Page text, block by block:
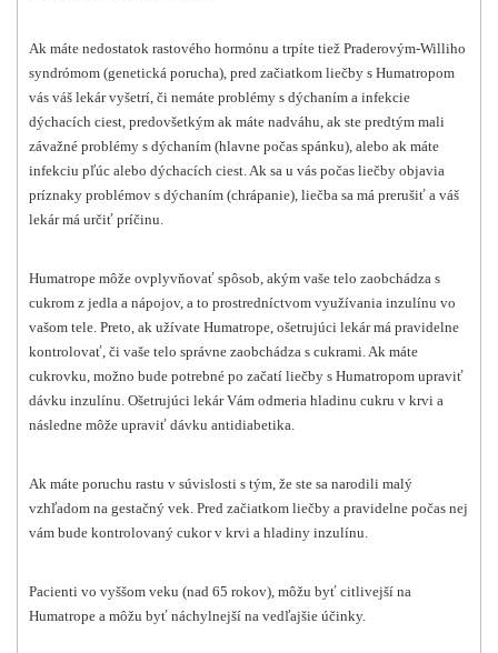
Ak máte nedostatok rastového hormónu a trpíte tiež Praderovým-Williho
syndrómom (genetická porucha), pred začiatkom liečby s Humatropom
vás váš lekár vyšetrí, či nemáte problémy s dýchaním a infekcie
dýchacích ciest, predovšetkým ak máte nadváhu, ak ste predtým mali
závažné problémy s dýchaním (hlavne počas spánku), alebo ak máte
infekciu pľúc alebo dýchacích ciest. Ak sa u vás počas liečby objavia
príznaky problémov s dýchaním (chrápanie), liečba sa má prerušiť a váš
lekár má určiť príčinu.
Humatrope môže ovplyvňovať spôsob, akým vaše telo zaobchádza s
cukrom z jedla a nápojov, a to prostredníctvom využívania inzulínu vo
vašom tele. Preto, ak užívate Humatrope, ošetrujúci lekár má pravidelne
kontrolovať, či vaše telo správne zaobchádza s cukrami. Ak máte
cukrovku, možno bude potrebné po začatí liečby s Humatropom upraviť
dávku inzulínu. Ošetrujúci lekár Vám odmeria hladinu cukru v krvi a
následne môže upraviť dávku antidiabetika.
Ak máte poruchu rastu v súvislosti s tým, že ste sa narodili malý
vzhľadom na gestačný vek. Pred začiatkom liečby a pravidelne počas nej
vám bude kontrolovaný cukor v krvi a hladiny inzulínu.
Pacienti vo vyššom veku (nad 65 rokov), môžu byť citlivejší na
Humatrope a môžu byť náchylnejší na vedľajšie účinky.